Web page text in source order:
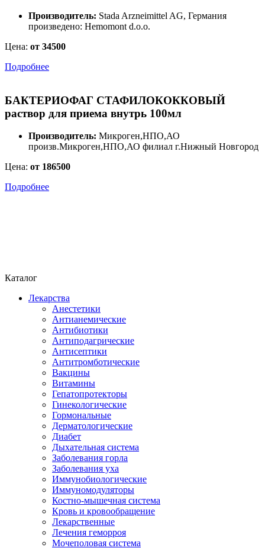
Производитель: Stada Arzneimittel AG, Германия
произведено: Hemomont d.o.o.
Цена: от 34500
Подробнее
БАКТЕРИОФАГ СТАФИЛОКОККОВЫЙ
раствор для приема внутрь 100мл
Производитель: Микроген,НПО,АО
произв.Микроген,НПО,АО филиал г.Нижный Новгород
Цена: от 186500
Подробнее
Каталог
Лекарства
Анестетики
Антианемические
Антибиотики
Антиподагрические
Антисептики
Антитромботические
Вакцины
Витамины
Гепатопротекторы
Гинекологические
Гормональные
Дерматологические
Диабет
Дыхательная система
Заболевания горла
Заболевания уха
Иммунобиологические
Иммуномодуляторы
Костно-мышечная система
Кровь и кровообращение
Лекарственные
Лечения геморроя
Мочеполовая система